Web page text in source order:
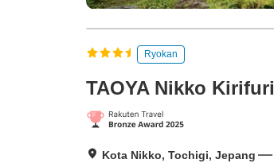
Ryokan
TAOYA Nikko Kirifuri
Kota Nikko, Tochigi, Jepang